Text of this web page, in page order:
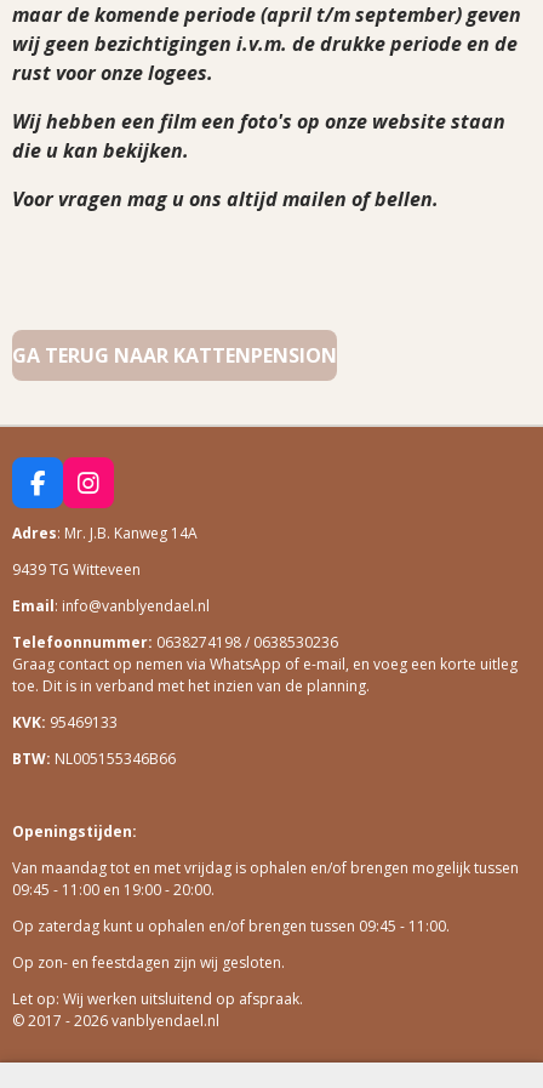
maar de komende periode (april t/m september) geven
wij geen bezichtigingen i.v.m. de drukke periode en de
rust voor onze logees.
Wij hebben een film een foto's op onze website staan
die u kan bekijken.
Voor vragen mag u ons altijd mailen of bellen.
GA TERUG NAAR KATTENPENSION
F
A
C
E
B
O
O
K
I
N
S
T
A
G
A
M
Adres: Mr. J.B. Kanweg 14A
9439 TG Witteveen
Email: info@vanblyendael.nl
Telefoonnummer: 0638274198 / 0638530236
Graag contact op nemen via WhatsApp of e-mail, en voeg een korte uitleg
toe. Dit is in verband met het inzien van de planning.
KVK: 95469133
BTW: NL005155346B66
Openingstijden:
Van maandag tot en met vrijdag is ophalen en/of brengen mogelijk tussen
09:45 - 11:00 en 19:00 - 20:00.
Op zaterdag kunt u ophalen en/of brengen tussen 09:45 - 11:00.
Op zon- en feestdagen zijn wij gesloten.
Let op: Wij werken uitsluitend op afspraak.
© 2017 - 2026 vanblyendael.nl